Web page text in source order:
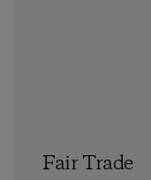
Fair Trade